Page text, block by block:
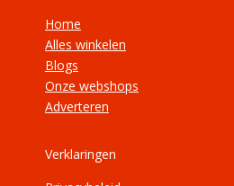
Home
Alles winkelen
Blogs
Onze webshops
Adverteren
Verklaringen